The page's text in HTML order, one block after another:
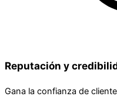
Reputación y
Gana la confianza de